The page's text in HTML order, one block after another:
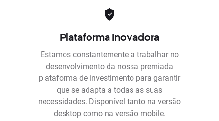
Plataforma Inovadora
Estamos constantemente a trabalhar no
desenvolvimento da nossa premiada
plataforma de investimento para garantir
que se adapta a todas as suas
necessidades. Disponível tanto na versão
desktop como na versão mobile.